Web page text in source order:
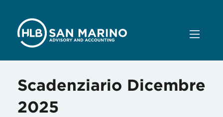
Scadenziario Dicembre
2025